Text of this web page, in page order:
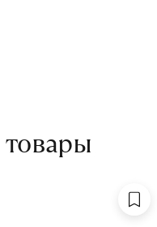
его в салон.